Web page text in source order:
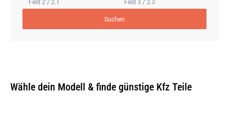
Suchen
Wähle dein Modell & finde günstige Kfz Teile